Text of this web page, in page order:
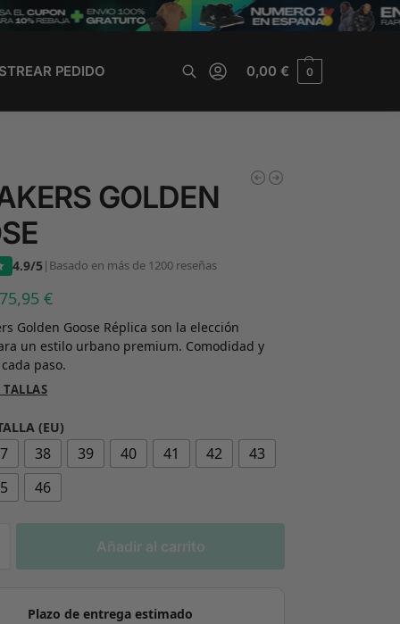
PEDIDO 0,00€ 0
GOLDEN
4.9/5| Basado en más de 1200 reseñas
75,95€
Golden Goose Réplica son la elección
un estilo urbano premium. Comodidad y
paso.
(EU)
38 39 40 41 42
43
46
Añadir al carrito
Plazo de entrega estimado